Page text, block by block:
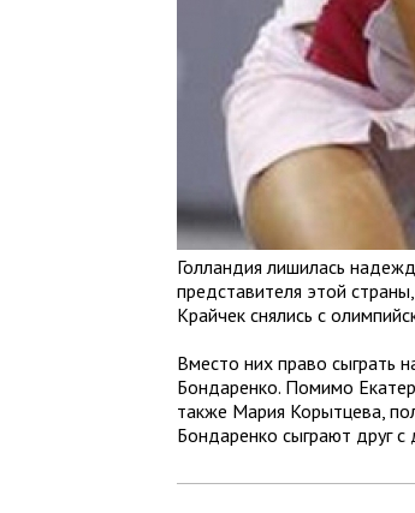
Голландия лишилась
представителя этой
Крайчек снялись с
Вместо них право сыграть
Бондаренко. Помимо
также Мария Корытцева,
Бондаренко сыграют друг